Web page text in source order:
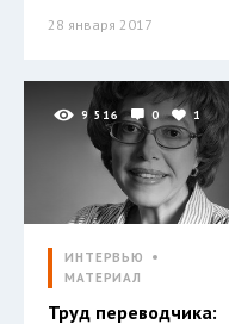
28 января 2017
9 516 0 1
ИНТЕРВЬЮ
МАТЕРИАЛ
Труд переводчика: